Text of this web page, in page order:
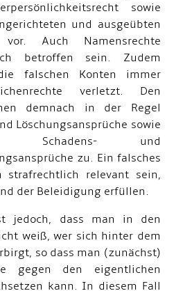
sowie
und ausgeübten
vor. Auch Namensrechte
betroffen sein. Zudem
falschen Konten immer
verletzt. Den
demnach in der Regel
Löschungsansprüche sowie
Schadens- und
zu. Ein falsches
strafrechtlich relevant sein,
der Beleidigung erfüllen.
jedoch, dass man in den
weiß, wer sich hinter dem
so dass man (zunächst)
gegen den eigentlichen
kann. In diesem Fall